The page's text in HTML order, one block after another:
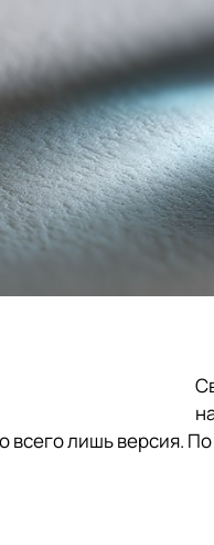
лишь версия.